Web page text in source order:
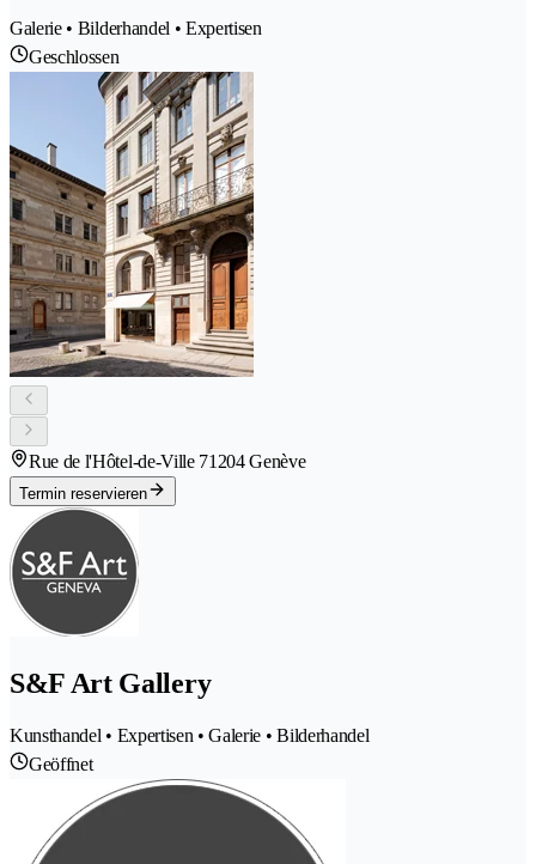
Galerie • Bilderhandel • Expertisen
Geschlossen
Rue de l'Hôtel-de-Ville 71204 Genève
Termin reservieren
S&F Art Gallery
Kunsthandel • Expertisen • Galerie • Bilderhandel
Geöffnet